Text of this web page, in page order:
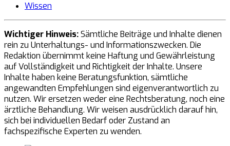
Wissen
Wichtiger Hinweis:Sämtliche Beiträge und Inhalte dienen
rein zu Unterhaltungs- und Informationszwecken. Die
Redaktion übernimmt keine Haftung und Gewährleistung
auf Vollständigkeit und Richtigkeit der Inhalte. Unsere
Inhalte haben keine Beratungsfunktion, sämtliche
angewandten Empfehlungen sind eigenverantwortlich zu
nutzen. Wir ersetzen weder eine Rechtsberatung, noch eine
ärztliche Behandlung. Wir weisen ausdrücklich darauf hin,
sich bei individuellen Bedarf oder Zustand an
fachspezifische Experten zu wenden.